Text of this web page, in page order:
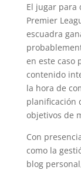
El jugar para
Premier
escuadra
en este caso
contenido
la hora de
planificación
objetivos de
Con
como la
blog